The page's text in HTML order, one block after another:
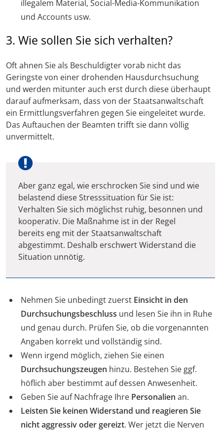
illegalem Material, Social-Media-Kommunikation
und Accounts usw.
3. Wie sollen Sie sich verhalten?
Oft ahnen Sie als Beschuldigter vorab nicht das
Geringste von einer drohenden Hausdurchsuchung
und werden mitunter auch erst durch diese überhaupt
darauf aufmerksam, dass von der Staatsanwaltschaft
ein Ermittlungsverfahren gegen Sie eingeleitet wurde.
Das Auftauchen der Beamten trifft sie dann völlig
unvermittelt.
Aber ganz egal, wie erschrocken Sie sind und wie
belastend diese Stresssituation für Sie ist:
Verhalten Sie sich möglichst ruhig, besonnen und
kooperativ. Die Maßnahme ist in der Regel
bereits eng mit der Staatsanwaltschaft
abgestimmt. Deshalb erschwert Widerstand die
Situation unnötig.
Nehmen Sie unbedingt zuerst Einsicht in den
Durchsuchungsbeschluss und lesen Sie ihn in Ruhe
und genau durch. Prüfen Sie, ob die vorgenannten
Angaben korrekt und vollständig sind.
Wenn irgend möglich, ziehen Sie einen
Durchsuchungszeugen hinzu. Bestehen Sie ggf.
höflich aber bestimmt auf dessen Anwesenheit.
Geben Sie auf Nachfrage Ihre Personalien an.
Leisten Sie keinen Widerstand und reagieren Sie
nicht aggressiv oder gereizt. Wer jetzt die Nerven